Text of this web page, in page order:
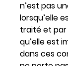
n’est pas
lorsqu’elle
traité et
qu’elle est
dans ces